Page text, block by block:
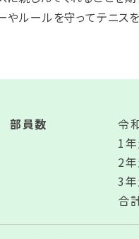
やルールを守ってテニス
部員数
令
1
2
3
合